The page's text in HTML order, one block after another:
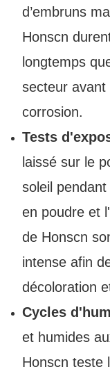
d’embruns
Honscn
longtemps
secteur
corrosion.
Tests
laissé sur le
soleil
en poudre et
de Honscn
intense afin
décoloration
Cycles
et humides
Honscn teste